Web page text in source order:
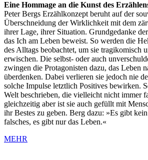
Eine Hommage an die Kunst des
Peter Bergs Erzählkonzept beruht auf der
Überschneidung der Wirklichkeit mit dem
ihrer Lage, ihrer Situation. Grundgedanke
das Ich am Leben beweist. So werden die
des Alltags beobachtet, um sie tragikomisch
erwischen. Die selbst- oder auch
zwingen die Protagonisten dazu, das Leben
überdenken. Dabei verlieren sie jedoch nie
solche Impulse letztlich Positives bewirken.
Welt beschrieben, die vielleicht nicht immer
gleichzeitig aber ist sie auch gefüllt mit
ihr Bestes zu geben. Berg dazu: »Es gibt
falsches, es gibt nur das Leben.«
MEHR